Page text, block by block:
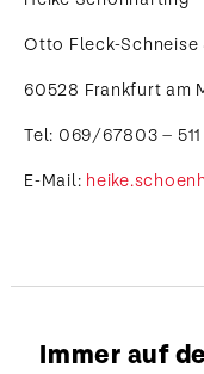
Otto Fleck-Schneise
60528 Frankfurt am
Tel: 069/67803 – 511
E-Mail:
Immer auf